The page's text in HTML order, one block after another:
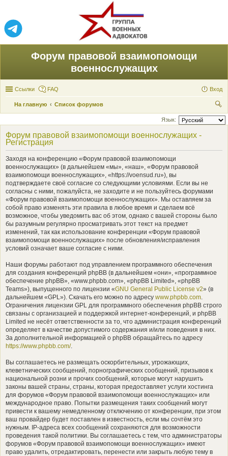
Форум правовой взаимопомощи
военнослужащих
Ссылки FAQ Вход
На главную
Список форумов
ои
Язык:
Форум правовой взаимопомощи военнослужащих -
Регистрация
Заходя на конференцию «Форум правовой взаимопомощи
военнослужащих» (в дальнейшем «мы», «наш», «Форум правовой
взаимопомощи военнослужащих», «https://voensud.ru»), вы
подтверждаете своё согласие со следующими условиями. Если вы не
согласны с ними, пожалуйста, не заходите и не пользуйтесь форумами
«Форум правовой взаимопомощи военнослужащих». Мы оставляем за
собой право изменять эти правила в любое время и сделаем всё
возможное, чтобы уведомить вас об этом, однако с вашей стороны было
бы разумным регулярно просматривать этот текст на предмет
изменений, так как использование конференции «Форум правовой
взаимопомощи военнослужащих» после обновления/исправления
условий означает ваше согласие с ними.
Наши форумы работают под управлением программного обеспечения
для создания конференций phpBB (в дальнейшем «они», «программное
обеспечение phpBB», «www.phpbb.com», «phpBB Limited», «phpBB
Teams»), выпущенного по лицензии «GNU General Public License v2» (в
дальнейшем «GPL»). Скачать его можно по адресу www.phpbb.com.
Ограничения лицензии GPL для программного обеспечения phpBB строго
связаны с организацией и поддержкой интернет-конференций, и phpBB
Limited не несёт ответственности за то, что администрация конференций
определяет в качестве допустимого содержания и/или поведения в них.
За дополнительной информацией о phpBB обращайтесь по адресу
https://www.phpbb.com/.
Вы соглашаетесь не размещать оскорбительных, угрожающих,
клеветнических сообщений, порнографических сообщений, призывов к
национальной розни и прочих сообщений, которые могут нарушить
законы вашей страны, страны, которая предоставляет услуги хостинга
для форумов «Форум правовой взаимопомощи военнослужащих» или
международное право. Попытки размещения таких сообщений могут
привести к вашему немедленному отключению от конференции, при этом
ваш провайдер будет поставлен в известность, если мы сочтём это
нужным. IP-адреса всех сообщений сохраняются для возможности
проведения такой политики. Вы соглашаетесь с тем, что администраторы
форумов «Форум правовой взаимопомощи военнослужащих» имеют
право удалить, отредактировать, перенести или закрыть любую тему в